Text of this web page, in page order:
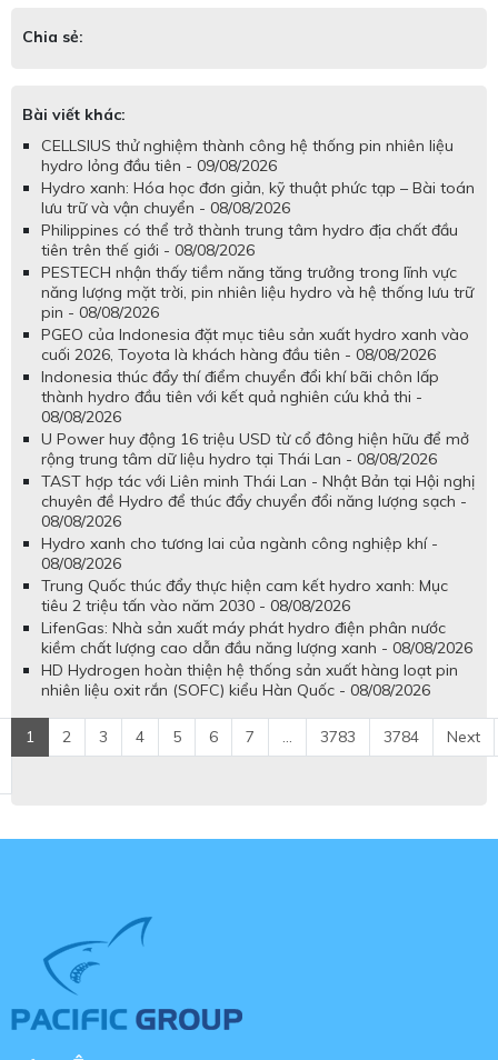
Chia sẻ:
Bài viết khác:
CELLSIUS thử nghiệm thành công hệ thống pin nhiên liệu
hydro lỏng đầu tiên - 09/08/2026
Hydro xanh: Hóa học đơn giản, kỹ thuật phức tạp – Bài toán
lưu trữ và vận chuyển - 08/08/2026
Philippines có thể trở thành trung tâm hydro địa chất đầu
tiên trên thế giới - 08/08/2026
PESTECH nhận thấy tiềm năng tăng trưởng trong lĩnh vực
năng lượng mặt trời, pin nhiên liệu hydro và hệ thống lưu trữ
pin - 08/08/2026
PGEO của Indonesia đặt mục tiêu sản xuất hydro xanh vào
cuối 2026, Toyota là khách hàng đầu tiên - 08/08/2026
Indonesia thúc đẩy thí điểm chuyển đổi khí bãi chôn lấp
thành hydro đầu tiên với kết quả nghiên cứu khả thi -
08/08/2026
U Power huy động 16 triệu USD từ cổ đông hiện hữu để mở
rộng trung tâm dữ liệu hydro tại Thái Lan - 08/08/2026
TAST hợp tác với Liên minh Thái Lan - Nhật Bản tại Hội nghị
chuyên đề Hydro để thúc đẩy chuyển đổi năng lượng sạch -
08/08/2026
Hydro xanh cho tương lai của ngành công nghiệp khí -
08/08/2026
Trung Quốc thúc đẩy thực hiện cam kết hydro xanh: Mục
tiêu 2 triệu tấn vào năm 2030 - 08/08/2026
LifenGas: Nhà sản xuất máy phát hydro điện phân nước
kiềm chất lượng cao dẫn đầu năng lượng xanh - 08/08/2026
HD Hydrogen hoàn thiện hệ thống sản xuất hàng loạt pin
nhiên liệu oxit rắn (SOFC) kiểu Hàn Quốc - 08/08/2026
1 2 3 4 5 6 7 ... 3783 3784 Next